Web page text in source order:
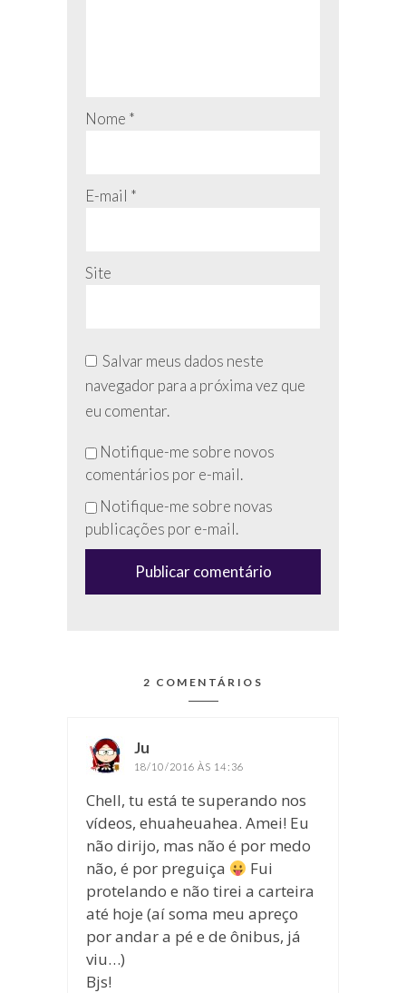
Nome *
E-mail *
Site
Salvar meus dados neste
navegador para a próxima vez que
eu comentar.
Não
preencha
esse
campo
(anti-
Notifique-me sobre novos
comentários por e-mail.
Notifique-me sobre novas
publicações por e-mail.
2 COMENTÁRIOS
Ju
18/10/2016 ÀS 14:36
Chell, tu está te superando nos
vídeos, ehuaheuahea. Amei! Eu
não dirijo, mas não é por medo
não, é por preguiça
Fui
protelando e não tirei a carteira
até hoje (aí soma meu apreço
por andar a pé e de ônibus, já
viu…)
Bjs!